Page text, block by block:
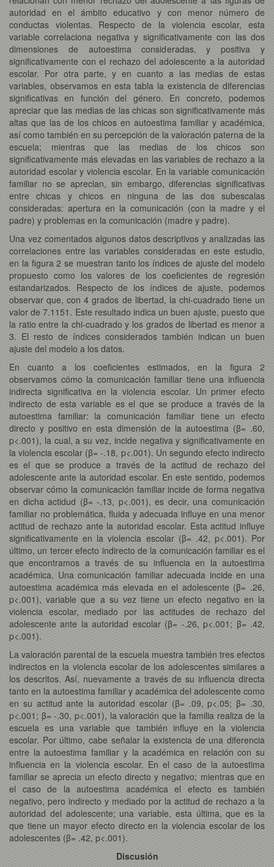
autoridad en el ámbito educativo y con menor número de
conductas violentas. Respecto de la violencia escolar, esta
variable correlaciona negativa y significativamente con las dos
dimensiones de autoestima consideradas, y positiva y
significativamente con el rechazo del adolescente a la autoridad
escolar. Por otra parte, y en cuanto a las medias de estas
variables, observamos en esta tabla la existencia de diferencias
significativas en función del género. En concreto, podemos
apreciar que las medias de las chicas son significativamente más
altas que las de los chicos en autoestima familiar y académica,
así como también en su percepción de la valoración paterna de la
escuela; mientras que las medias de los chicos son
significativamente más elevadas en las variables de rechazo a la
autoridad escolar y violencia escolar. En la variable comunicación
familiar no se aprecian, sin embargo, diferencias significativas
entre chicas y chicos en ninguna de las dos subescalas
consideradas: apertura en la comunicación (con la madre y el
padre) y problemas en la comunicación (madre y padre).
Una vez comentados algunos datos descriptivos y analizadas las
correlaciones entre las variables consideradas en este estudio,
en la figura 2 se muestran tanto los índices de ajuste del modelo
propuesto como los valores de los coeficientes de regresión
estandarizados. Respecto de los índices de ajuste, podemos
observar que, con 4 grados de libertad, la chi-cuadrado tiene un
valor de 7.1151. Este resultado indica un buen ajuste, puesto que
la ratio entre la chi-cuadrado y los grados de libertad es menor a
3. El resto de índices considerados también indican un buen
ajuste del modelo a los datos.
En cuanto a los coeficientes estimados, en la figura 2
observamos cómo la comunicación familiar tiene una influencia
indirecta significativa en la violencia escolar. Un primer efecto
indirecto de esta variable es el que se produce a través de la
autoestima familiar: la comunicación familiar tiene un efecto
directo y positivo en esta dimensión de la autoestima (β= .60,
p<.001), la cual, a su vez, incide negativa y significativamente en
la violencia escolar (β= -.18, p<.001). Un segundo efecto indirecto
es el que se produce a través de la actitud de rechazo del
adolescente ante la autoridad escolar. En este sentido, podemos
observar cómo la comunicación familiar incide de forma negativa
en dicha actidud (β= -.13, p<.001), es decir, una comunicación
familiar no problemática, fluida y adecuada influye en una menor
actitud de rechazo ante la autoridad escolar. Esta actitud influye
significativamente en la violencia escolar (β= .42, p<.001). Por
último, un tercer efecto indirecto de la comunicación familiar es el
que encontramos a través de su influencia en la autoestima
académica. Una comunicación familiar adecuada incide en una
autoestima académica más elevada en el adolescente (β= .26,
p<.001), variable que a su vez tiene un efecto negativo en la
violencia escolar, mediado por las actitudes de rechazo del
adolescente ante la autoridad escolar (β= -.26, p<.001; β= .42,
p<.001).
La valoración parental de la escuela muestra también tres efectos
indirectos en la violencia escolar de los adolescentes similares a
los descritos. Así, nuevamente a través de su influencia directa
tanto en la autoestima familiar y académica del adolescente como
en su actitud ante la autoridad escolar (β= .09, p<.05; β= .30,
p<.001; β= -.30, p<.001), la valoración que la familia realiza de la
escuela es una variable que también influye en la violencia
escolar. Por último, cabe señalar la existencia de una diferencia
entre la autoestima familiar y la académica en relación con su
influencia en la violencia escolar. En el caso de la autoestima
familiar se aprecia un efecto directo y negativo; mientras que en
el caso de la autoestima académica el efecto es también
negativo, pero indirecto y mediado por la actitud de rechazo a la
autoridad del adolescente; una variable, esta última, que es la
que tiene un mayor efecto directo en la violencia escolar de los
adolescentes (β= .42, p<.001).
Discusión